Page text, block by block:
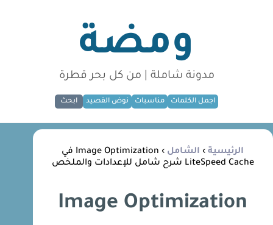
ومضة
مدونة شاملة | من كل بحر قطرة
اجمل الكلمات مناسبات نوض القصيد ابحث
الرئيسية› الشامل
› Image Optimization في
LiteSpeed Cache شرح شامل للإعدادات والملخص
Image Optimization